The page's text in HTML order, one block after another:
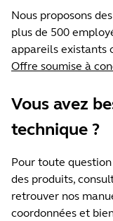
Nous proposons
plus de 500
appareils existants
Offre soumise à
Vous avez
technique ?
Pour toute
des produits,
retrouver nos
coordonnées et